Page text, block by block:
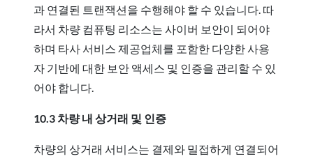
과 연결된 트랜잭션을 수행해야 할 수 있습니다. 따
라서 차량 컴퓨팅 리소스는 사이버 보안이 되어야
하며 타사 서비스 제공업체를 포함한 다양한 사용
자 기반에 대한 보안 액세스 및 인증을 관리할 수 있
어야 합니다.
10.3 차량 내 상거래 및 인증
차량의 상거래 서비스는 결제와 밀접하게 연결되어